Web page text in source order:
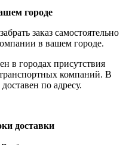
городе
заказ самостоятельно
в вашем городе.
в городах присутствия
компаний. В
по адресу.
доставки